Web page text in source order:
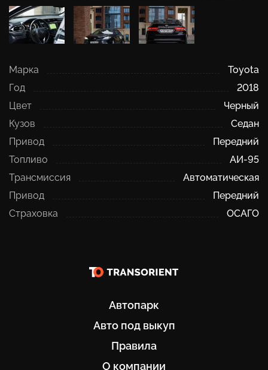
Марка
Toyota
Год
2018
Цвет
Черный
Кузов
Седан
Привод
Передний
Топливо
АИ-95
Трансмиссия
Автоматическая
Привод
Передний
Страховка
ОСАГО
Автопарк
Авто под выкуп
Правила
О компании